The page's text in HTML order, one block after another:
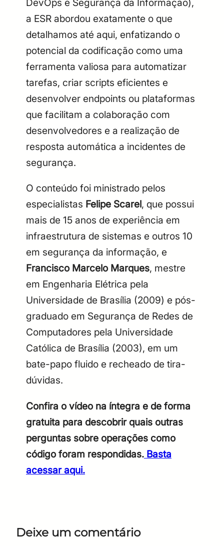
DevOps e Segurança da Informação),
a ESR abordou exatamente o que
detalhamos até aqui, enfatizando o
potencial da codificação como uma
ferramenta valiosa para automatizar
tarefas, criar scripts eficientes e
desenvolver endpoints ou plataformas
que facilitam a colaboração com
desenvolvedores e a realização de
resposta automática a incidentes de
segurança.
O conteúdo foi ministrado pelos
especialistas Felipe Scarel, que possui
mais de 15 anos de experiência em
infraestrutura de sistemas e outros 10
em segurança da informação, e
Francisco Marcelo Marques, mestre
em Engenharia Elétrica pela
Universidade de Brasília (2009) e pós-
graduado em Segurança de Redes de
Computadores pela Universidade
Católica de Brasília (2003), em um
bate-papo fluido e recheado de tira-
dúvidas.
Confira o vídeo na íntegra e de forma
gratuita para descobrir quais outras
perguntas sobre operações como
código foram respondidas. Basta
acessar aqui.
Deixe um comentário